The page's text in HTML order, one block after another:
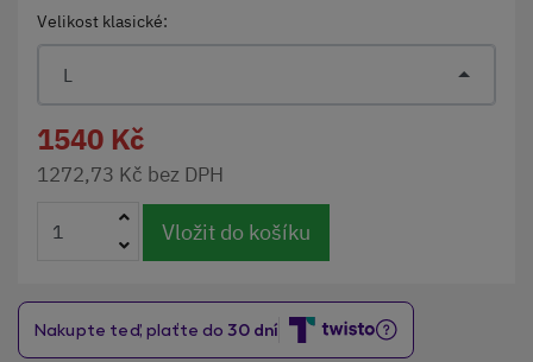
Velikost klasické:
L
1540 Kč
1272,73 Kč bez DPH
Vložit do košíku